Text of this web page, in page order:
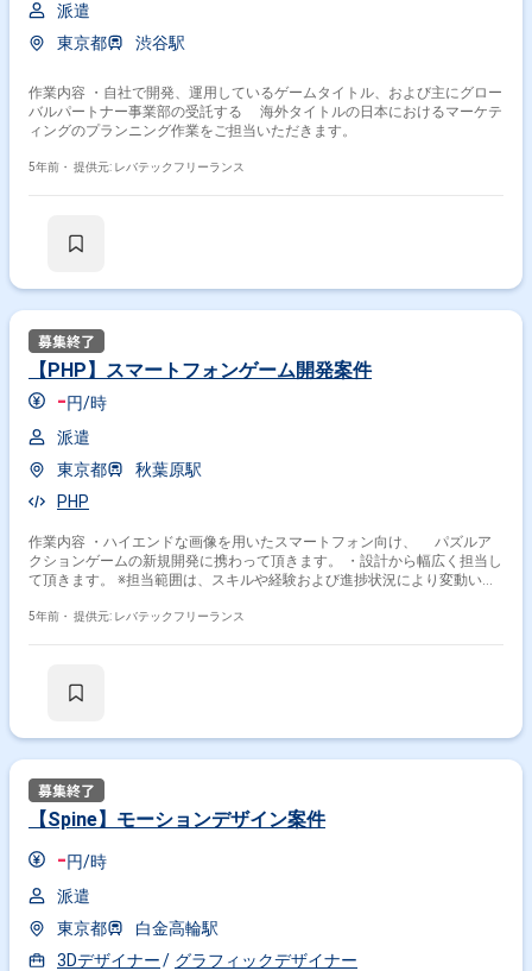
派遣
東京都
渋谷駅
作業内容 ・自社で開発、運用しているゲームタイトル、および主にグロー
バルパートナー事業部の受託する 海外タイトルの日本におけるマーケテ
ィングのプランニング作業をご担当いただきます。
5年前・ 提供元: レバテックフリーランス
【PHP】スマートフォンゲーム開発案件
-円/時
派遣
東京都
秋葉原駅
PHP
作業内容 ・ハイエンドな画像を用いたスマートフォン向け、 パズルア
クションゲームの新規開発に携わって頂きます。 ・設計から幅広く担当し
て頂きます。 ※担当範囲は、スキルや経験および進捗状況により変動いた
5年前・ 提供元: レバテックフリーランス
【Spine】モーションデザイン案件
-円/時
派遣
東京都
白金高輪駅
3Dデザイナー
グラフィックデザイナー